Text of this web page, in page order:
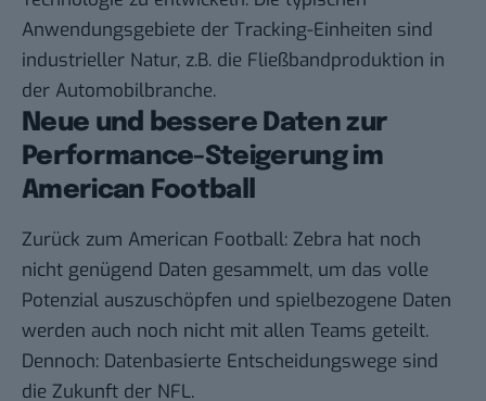
Anwendungsgebiete der Tracking-Einheiten sind
industrieller Natur, z.B. die Fließbandproduktion in
der Automobilbranche.
Neue und bessere Daten zur
Performance-Steigerung im
American Football
Zurück zum American Football: Zebra hat noch
nicht genügend Daten gesammelt, um das volle
Potenzial auszuschöpfen und spielbezogene Daten
werden auch noch nicht mit allen Teams geteilt.
Dennoch: Datenbasierte Entscheidungswege sind
die Zukunft der NFL.